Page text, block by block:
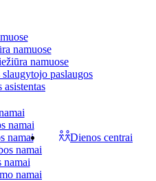
namuose
namuose
paslaugos
asistentas
namai
namai
namai
namai
namai
Dienos centrai